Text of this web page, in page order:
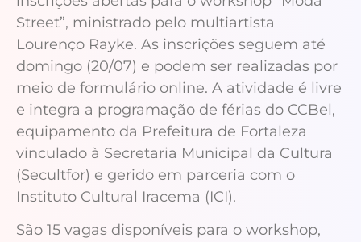
Street”, ministrado pelo multiartista
Lourenço Rayke. As inscrições seguem até
domingo (20/07) e podem ser realizadas por
meio de formulário online. A atividade é livre
e integra a programação de férias do CCBel,
equipamento da Prefeitura de Fortaleza
vinculado à Secretaria Municipal da Cultura
(Secultfor) e gerido em parceria com o
Instituto Cultural Iracema (ICI).
São 15 vagas disponíveis para o workshop,